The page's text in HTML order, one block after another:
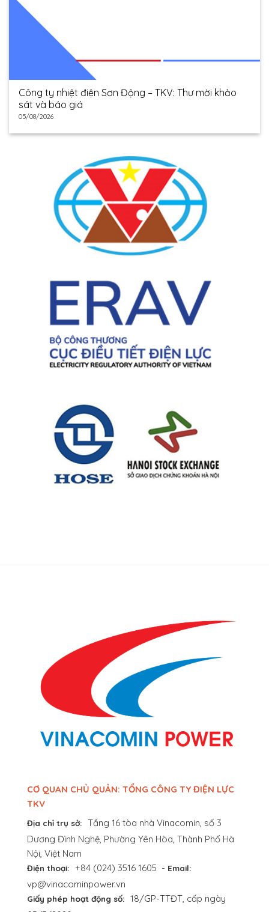
Công ty nhiệt điện Sơn Động – TKV: Thư mời khảo
sát và báo giá
05/08/2026
CƠ QUAN CHỦ QUẢN: TỔNG CÔNG TY ĐIỆN LỰC
TKV
Địa chỉ trụ sở: Tầng 16 tòa nhà Vinacomin, số 3
Dương Đình Nghệ, Phường Yên Hòa, Thành Phố Hà
Nội, Việt Nam
Điện thoại: +84 (024) 3516 1605 - Email:
vp@vinacominpower.vn
Giấy phép hoạt động số: 18/GP-TTĐT, cấp ngày